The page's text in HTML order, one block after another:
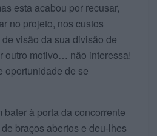
esta acabou por recusar,
no projeto, nos custos
visão da sua divisão de
outro motivo… não interessa!
oportunidade de se
à porta da concorrente
braços abertos e deu-lhes